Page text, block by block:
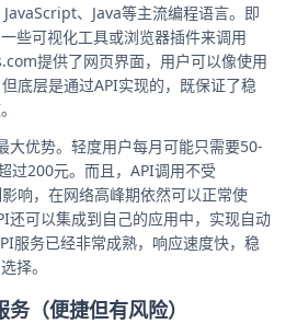
、Java等主流编程语言。即
些可视化工具或浏览器插件来调用
提供了网页界面，用户可以像使用
底层是通过API实现的，既保证了稳
大优势。轻度用户每月可能只需要50-
过200元。而且，API调用不受
响，在网络高峰期依然可以正常使
还可以集成到自己的应用中，实现自动
服务已经非常成熟，响应速度快，稳
择。
（便捷但有风险）